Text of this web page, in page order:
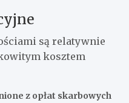
są relatywnie
kosztem
z opłat skarbowych